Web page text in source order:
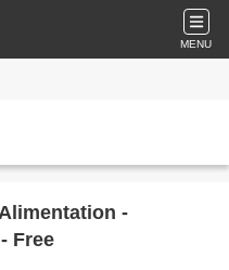
MENU
-
Free